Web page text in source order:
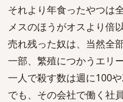
それより年食ったやつは
メスのほうがオスより倍
売れ残った奴は、当然全部
一部、繁殖につかうエリ
一人で殺す数は週に100や
でも、その会社で働く社